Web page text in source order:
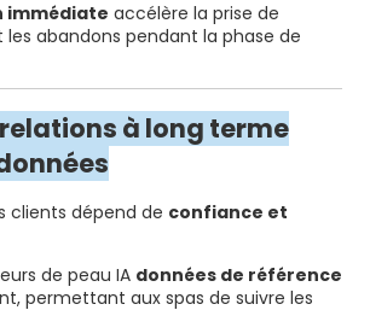
immédiate accélère la prise de
abandons pendant la phase de
à long terme
clients dépend de confiance et
de peau IA données de référence
permettant aux spas de suivre les